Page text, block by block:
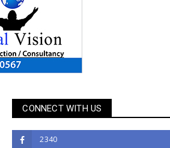
CONNECT WITH US
2340